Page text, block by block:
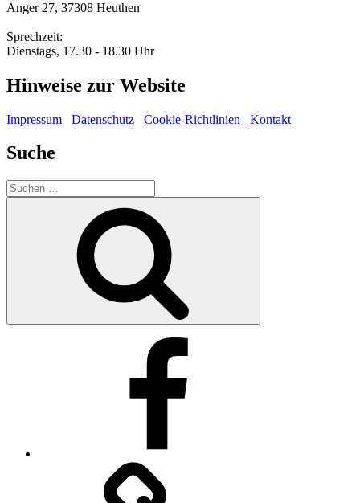
Anger 27, 37308 Heuthen
Sprechzeit:
Dienstags, 17.30 - 18.30 Uhr
Hinweise zur Website
Impressum Datenschutz Cookie-Richtlinien Kontakt
Suche
Suche
nach: